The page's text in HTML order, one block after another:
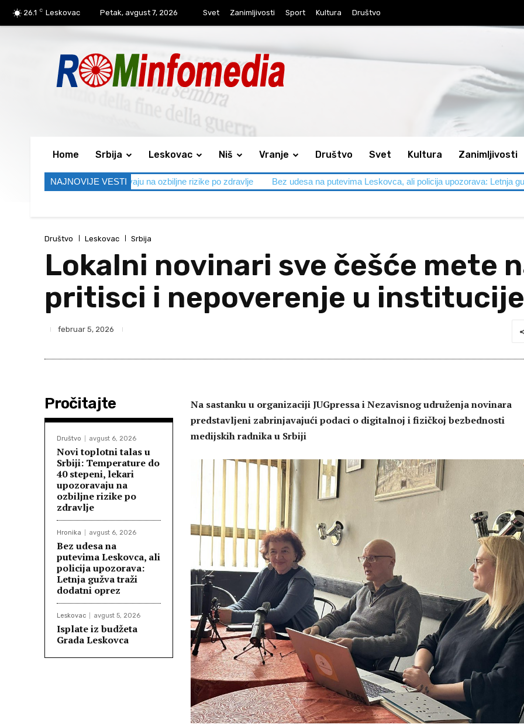
26.1 C Leskovac Petak, avgust 7, 2026 Svet Zanimljivosti Sport Kultura Društvo
Home Srbija Leskovac Niš Vranje Društvo Svet Kultura Zanimljivosti
NAJNOVIJE VESTI
upozoravaju na ozbiljne rizike po zdravlje Bez udesa na putevima Leskovca, ali policija upozorava: Letnja gužva traži dodatni
Društvo Leskovac Srbija
Lokalni novinari sve češće mete
pritisci i nepoverenje u institucije
februar 5, 2026
Pročitajte
Društvo avgust 6, 2026
Novi toplotni talas u
Srbiji: Temperature do
40 stepeni, lekari
upozoravaju na
ozbiljne rizike po
zdravlje
Hronika avgust 6, 2026
Bez udesa na
putevima Leskovca, ali
policija upozorava:
Letnja gužva traži
dodatni oprez
Leskovac avgust 5, 2026
Isplate iz budžeta
Grada Leskovca
Na sastanku u organizaciji JUGpressa i Nezavisnog udruženja novinara
predstavljeni zabrinjavajući podaci o digitalnoj i fizičkoj bezbednosti
medijskih radnika u Srbiji